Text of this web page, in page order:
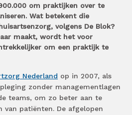
om praktijken over te
Wat betekent die
volgens De Blok?
maakt, wordt het voor
om een praktijk te
Nederland op in 2007, als
zonder managementlagen
teams, om zo beter aan te
van patiënten. De afgelopen